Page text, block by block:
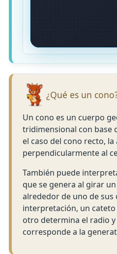
¿Qué es un
Un cono es un cuerpo
tridimensional con base
el caso del cono recto, la
perpendicularmente al
También puede
que se genera al girar
alrededor de uno de sus
interpretación, un
otro determina el radio
corresponde a la